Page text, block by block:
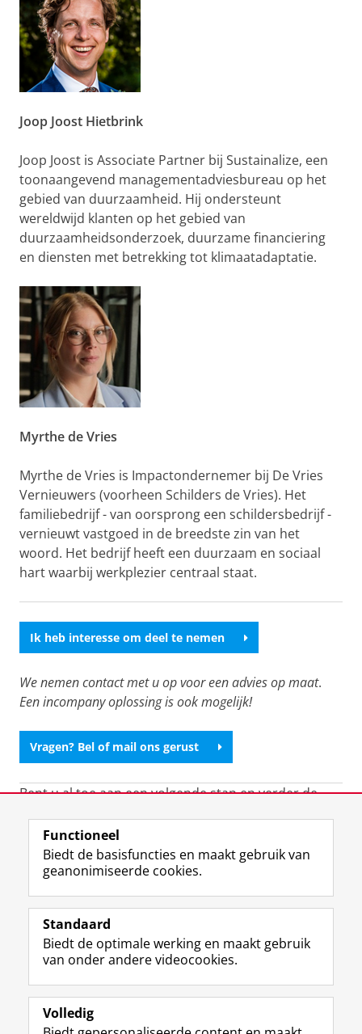
Joop Joost Hietbrink
Joop Joost is Associate Partner bij Sustainalize, een
toonaangevend managementadviesbureau op het
gebied van duurzaamheid. Hij ondersteunt
wereldwijd klanten op het gebied van
duurzaamheidsonderzoek, duurzame financiering
en diensten met betrekking tot klimaatadaptatie.
Myrthe de Vries
Myrthe de Vries is Impactondernemer bij De Vries
Vernieuwers (voorheen Schilders de Vries). Het
familiebedrijf - van oorsprong een schildersbedrijf -
vernieuwt vastgoed in de breedste zin van het
woord. Het bedrijf heeft een duurzaam en sociaal
hart waarbij werkplezier centraal staat.
Ik heb interesse om deel te nemen
We nemen contact met u op voor een advies op maat.
Een incompany oplossing is ook mogelijk!
Vragen? Bel of mail ons gerust
Bent u al toe aan een volgende stap en verder de
kijkje bij onze2-jarige deeltijd Executive MBA
Sustainable Business Models
Uw Business Partner: Executive onderwijs (UBGS)
Uw Business Partner: Werken met studenten
Functioneel
Biedt de basisfuncties en maakt gebruik van
geanonimiseerde cookies.
Standaard
Biedt de optimale werking en maakt gebruik
van onder andere videocookies.
Volledig